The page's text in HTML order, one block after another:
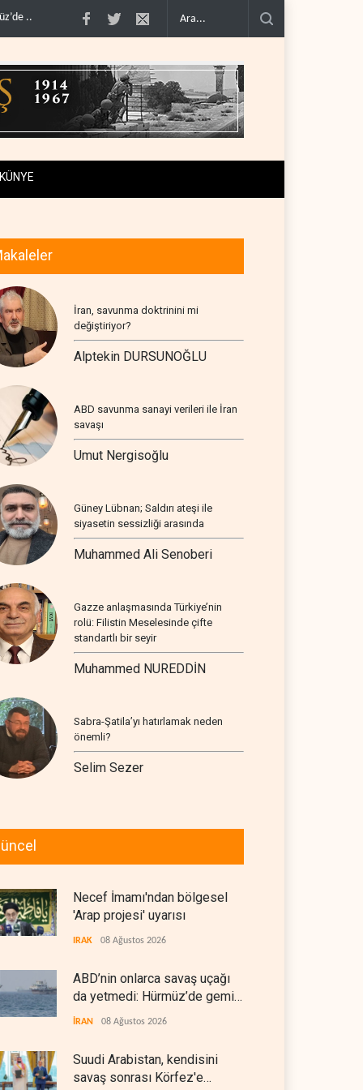
Mossad’ın İran'a karşı Kürt planı neden çöktü?.. Suudi Arabistan,
KÜNYE
İran, savunma doktrinini mi
değiştiriyor?
Alptekin DURSUNOĞLU
ABD savunma sanayi verileri ile İran
savaşı
Umut Nergisoğlu
Güney Lübnan; Saldırı ateşi ile
siyasetin sessizliği arasında
Muhammed Ali Senoberi
Gazze anlaşmasında Türkiye’nin
rolü: Filistin Meselesinde çifte
standartlı bir seyir
Muhammed NUREDDİN
Sabra-Şatila’yı hatırlamak neden
önemli?
Selim Sezer
Necef İmamı'ndan bölgesel
'Arap projesi' uyarısı
IRAK 08 Ağustos 2026
ABD’nin onlarca savaş uçağı
da yetmedi: Hürmüz’de gemi
vuruldu
İRAN 08 Ağustos 2026
Suudi Arabistan, kendisini
savaş sonrası Körfez'e